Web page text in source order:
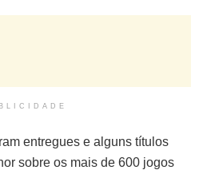
entregues e alguns títulos
sobre os mais de 600 jogos